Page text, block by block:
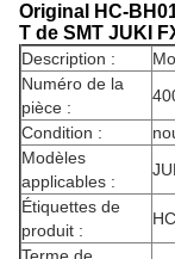
Original HC-
T de SMT JUKI
Description :
Numéro de la
pièce :
Condition :
Modèles
applicables :
Étiquettes de
produit :